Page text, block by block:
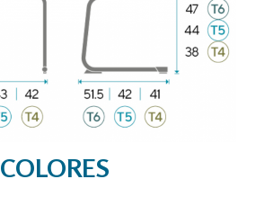
COLORES